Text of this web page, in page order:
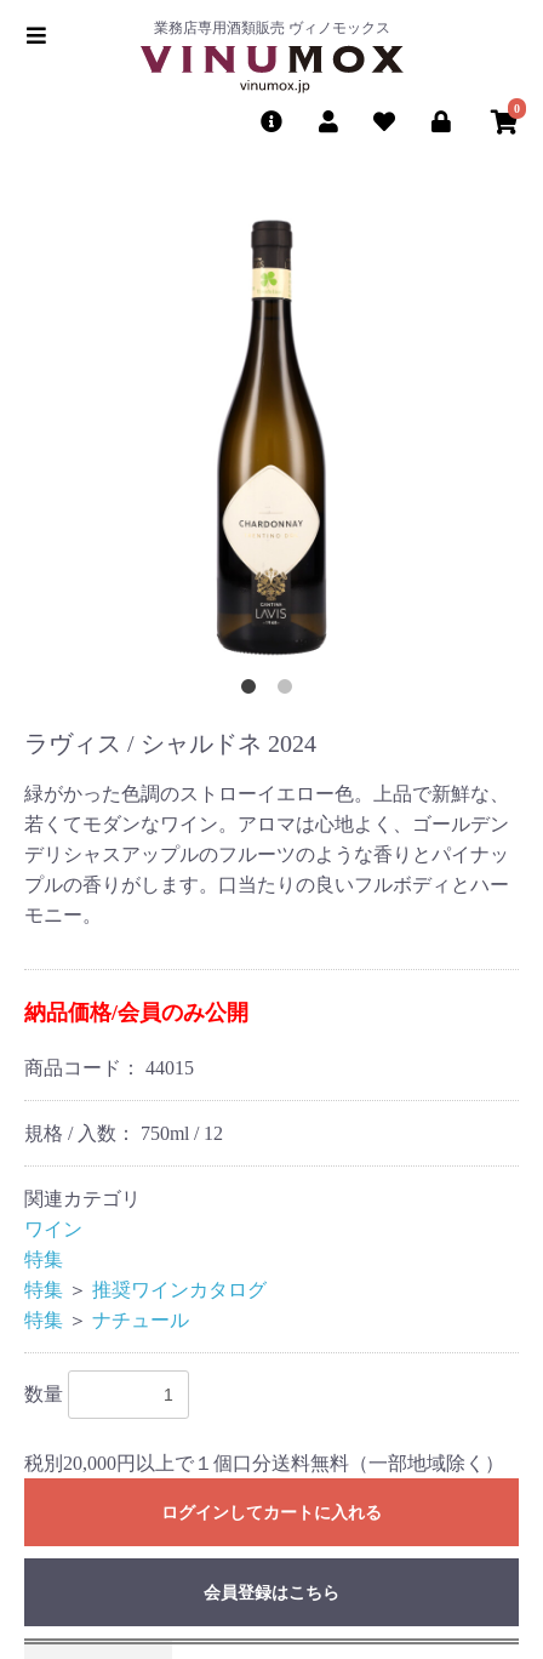
業務店専用酒類販売 ヴィノモックス
0
ラヴィス / シャルドネ 2024
緑がかった色調のストローイエロー色。上品で新鮮な、
若くてモダンなワイン。アロマは心地よく、ゴールデン
デリシャスアップルのフルーツのような香りとパイナッ
プルの香りがします。口当たりの良いフルボディとハー
モニー。
納品価格/会員のみ公開
商品コード： 44015
規格 / 入数： 750ml / 12
関連カテゴリ
ワイン
特集
特集 ＞ 推奨ワインカタログ
特集 ＞ ナチュール
数量
税別20,000円以上で１個口分送料無料（一部地域除く）
ログインしてカートに入れる
会員登録はこちら